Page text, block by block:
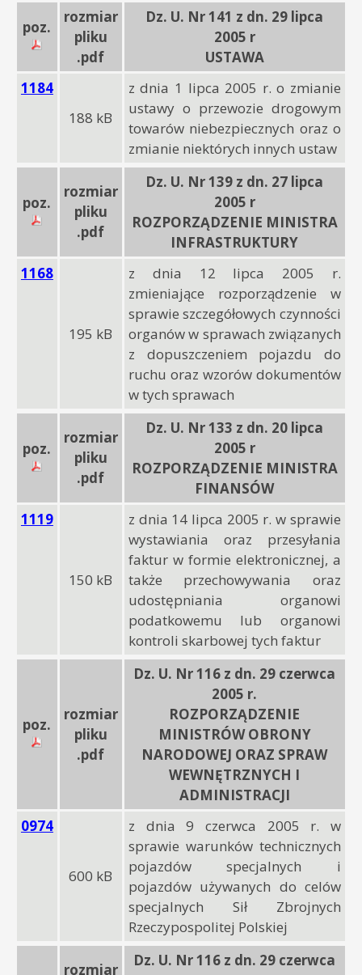
poz.
rozmiar
pliku
.pdf
Dz. U. Nr 141 z dn. 29 lipca
2005 r
USTAWA
1184
188 kB
z dnia 1 lipca 2005 r. o zmianie
ustawy o przewozie drogowym
towarów niebezpiecznych oraz o
zmianie niektórych innych ustaw
poz.
rozmiar
pliku
.pdf
Dz. U. Nr 139 z dn. 27 lipca
2005 r
ROZPORZĄDZENIE MINISTRA
INFRASTRUKTURY
1168
195 kB
z dnia 12 lipca 2005 r.
zmieniające rozporządzenie w
sprawie szczegółowych czynności
organów w sprawach związanych
z dopuszczeniem pojazdu do
ruchu oraz wzorów dokumentów
w tych sprawach
poz.
rozmiar
pliku
.pdf
Dz. U. Nr 133 z dn. 20 lipca
2005 r
ROZPORZĄDZENIE MINISTRA
FINANSÓW
1119
150 kB
z dnia 14 lipca 2005 r. w sprawie
wystawiania oraz przesyłania
faktur w formie elektronicznej, a
także przechowywania oraz
udostępniania organowi
podatkowemu lub organowi
kontroli skarbowej tych faktur
poz.
rozmiar
pliku
.pdf
Dz. U. Nr 116 z dn. 29 czerwca
2005 r.
ROZPORZĄDZENIE
MINISTRÓW OBRONY
NARODOWEJ ORAZ SPRAW
WEWNĘTRZNYCH I
ADMINISTRACJI
0974
600 kB
z dnia 9 czerwca 2005 r. w
sprawie warunków technicznych
pojazdów specjalnych i
pojazdów używanych do celów
specjalnych Sił Zbrojnych
Rzeczypospolitej Polskiej
rozmiar
Dz. U. Nr 116 z dn. 29 czerwca